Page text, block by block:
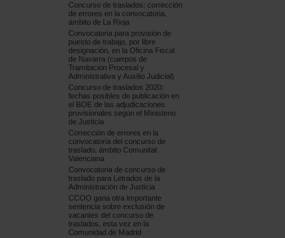
Concurso de traslados: corrección
de errores en la convocatoria,
ámbito de La Rioja
Convocatoria para provisión de
puesto de trabajo, por libre
designación, en la Oficina Fiscal
de Navarra (cuerpos de
Tramitación Procesal y
Administrativa y Auxilio Judicial)
Concurso de traslados 2020:
fechas posibles de publicación en
el BOE de las adjudicaciones
provisionales según el Ministerio
de Justicia
Corrección de errores en la
convocatoria del concurso de
traslado, ámbito Comunitat
Valenciana
Convocatoria de concurso de
traslado para Letrados de la
Administración de Justicia
CCOO gana otra importante
sentencia sobre exclusión de
vacantes del concurso de
traslados, esta vez en la
Comunidad de Madrid